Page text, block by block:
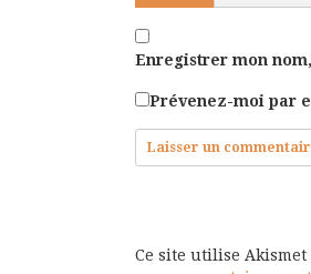
Enregistrer mon
Prévenez-moi par
Ce site utilise